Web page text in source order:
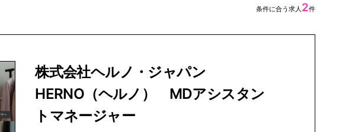
条件に合う求人 2件
株式会社ヘルノ・ジャパン
HERNO（ヘルノ） MDアシスタン
トマネージャー